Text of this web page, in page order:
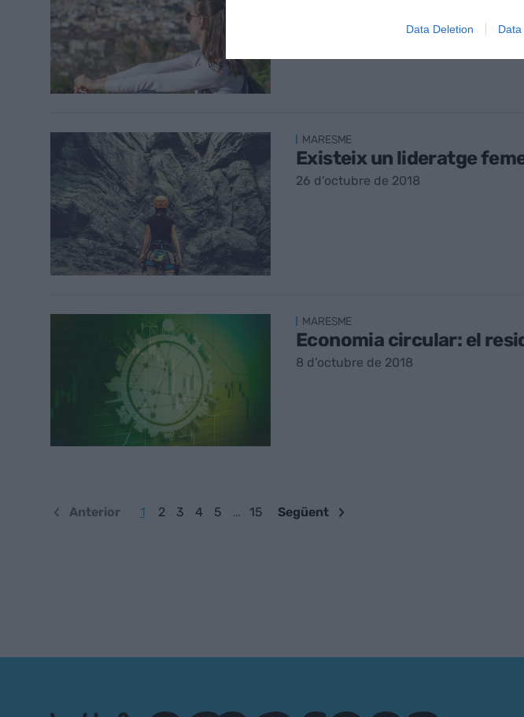
Data Deletion Data
MARESME
Existeix un lideratge
26 d’octubre de 2018
MARESME
Economia circular: el
8 d’octubre de 2018
Anterior 1 2 3 4 5 … 15 Següent